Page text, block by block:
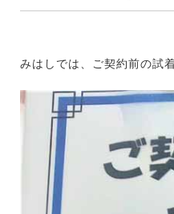
みはしでは、ご契約前の試